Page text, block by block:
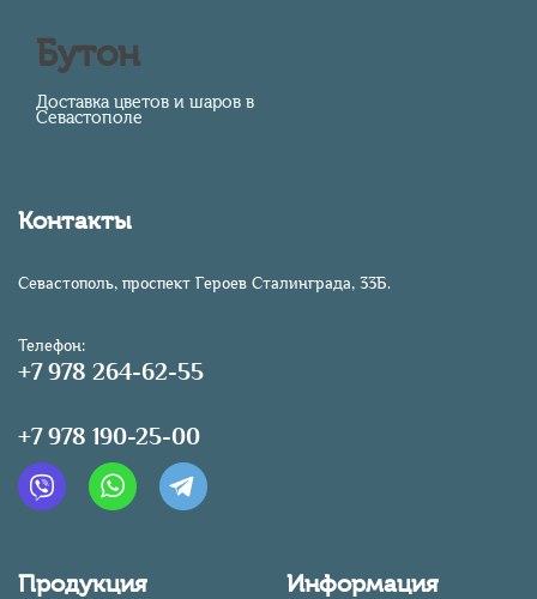
Бутон
Доставка цветов и шаров в
Севастополе
Контакты
Севастополь, проспект Героев Сталинграда, 33Б.
Телефон:
+7 978 264-62-55
+7 978 190-25-00
Продукция Информация